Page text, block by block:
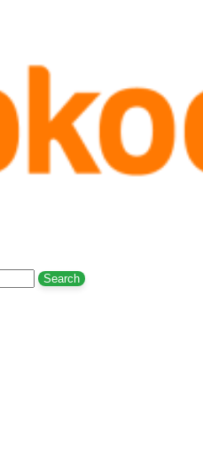
Search
Biji
Rina Rina
Biji